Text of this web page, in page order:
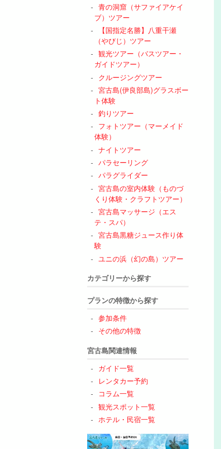
青の洞窟（サファイアケイ
ブ）ツアー
【国指定名勝】八重干瀬
（やびじ）ツアー
観光ツアー（バスツアー・
ガイドツアー）
クルージングツアー
宮古島(伊良部島)グラスボー
ト体験
釣りツアー
フォトツアー（マーメイド
体験）
ナイトツアー
パラセーリング
パラグライダー
宮古島の室内体験（ものづ
くり体験・クラフトツアー）
宮古島マッサージ（エス
テ・スパ）
宮古島黒糖ジュース作り体
験
ユニの浜（幻の島）ツアー
カテゴリーから探す
プランの特徴から探す
参加条件
その他の特徴
宮古島関連情報
ガイド一覧
レンタカー予約
コラム一覧
観光スポット一覧
ホテル・民宿一覧